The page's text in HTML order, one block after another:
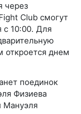
через
Club смогут
с 10:00. Для
откроется днем
поединок
Физиева
Мануэля